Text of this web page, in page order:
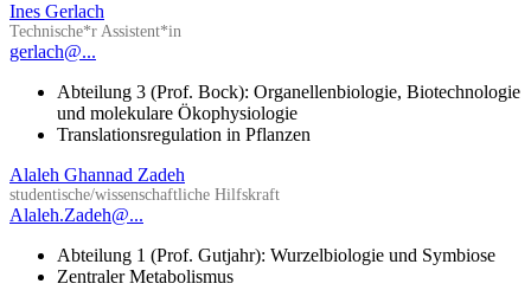
Ines Gerlach
Technische*r Assistent*in
gerlach@...
Abteilung 3 (Prof. Bock): Organellenbiologie, Biotechnologie
und molekulare Ökophysiologie
Translationsregulation in Pflanzen
Alaleh Ghannad Zadeh
studentische/wissenschaftliche Hilfskraft
Alaleh.Zadeh@...
Abteilung 1 (Prof. Gutjahr): Wurzelbiologie und Symbiose
Zentraler Metabolismus